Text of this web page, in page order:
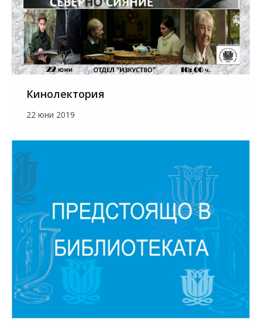
Кинолектория
22 юни 2019